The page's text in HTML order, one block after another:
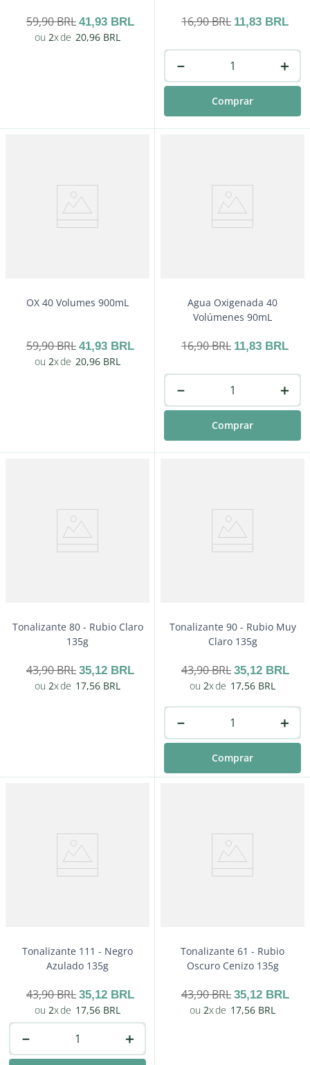
59,90BRL 41,93 BRL
2
20,96 BRL
Comprar
16,90BRL 11,83 BRL
＋
－
Comprar
OX 40 Volumes 900mL
59,90BRL 41,93 BRL
2
20,96 BRL
Comprar
Agua Oxigenada 40
Volúmenes 90mL
16,90BRL 11,83 BRL
＋
－
Comprar
Tonalizante 80 - Rubio Claro
135g
43,90BRL 35,12 BRL
2
17,56 BRL
Comprar
Tonalizante 90 - Rubio Muy
Claro 135g
43,90BRL 35,12 BRL
2
17,56 BRL
＋
－
Comprar
Tonalizante 111 - Negro
Azulado 135g
43,90BRL 35,12 BRL
2
17,56 BRL
＋
－
Tonalizante 61 - Rubio
Oscuro Cenizo 135g
43,90BRL 35,12 BRL
2
17,56 BRL